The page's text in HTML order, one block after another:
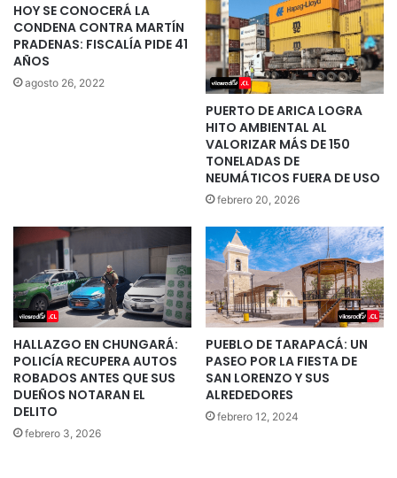
HOY SE CONOCERÁ LA
CONDENA CONTRA MARTÍN
PRADENAS: FISCALÍA PIDE 41
AÑOS
agosto 26, 2022
PUERTO DE ARICA LOGRA
HITO AMBIENTAL AL
VALORIZAR MÁS DE 150
TONELADAS DE
NEUMÁTICOS FUERA DE USO
febrero 20, 2026
HALLAZGO EN CHUNGARÁ:
POLICÍA RECUPERA AUTOS
ROBADOS ANTES QUE SUS
DUEÑOS NOTARAN EL
DELITO
febrero 3, 2026
PUEBLO DE TARAPACÁ: UN
PASEO POR LA FIESTA DE
SAN LORENZO Y SUS
ALREDEDORES
febrero 12, 2024